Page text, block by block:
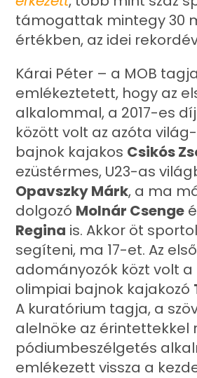
támogattak mintegy 30
értékben, az idei
Kárai Péter – a MOB
emlékeztetett, hogy az
alkalommal, a 2017-es
között volt az azóta
bajnok kajakos Csikós
ezüstérmes, U23-as
Opavszky Márk, a ma
dolgozó Molnár Csenge
Regina is. Akkor öt
segíteni, ma 17-et. Az első
adományozók közt volt a
olimpiai bajnok kajakozó
A kuratórium tagja, a
alelnöke az érintettekkel
pódiumbeszélgetés
emlékezett vissza a